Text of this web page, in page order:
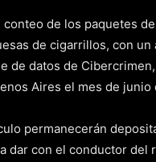
conteo de los paquetes
de cigarrillos, con un
de datos de
Aires el mes de junio
permanecerán
dar con el conductor del